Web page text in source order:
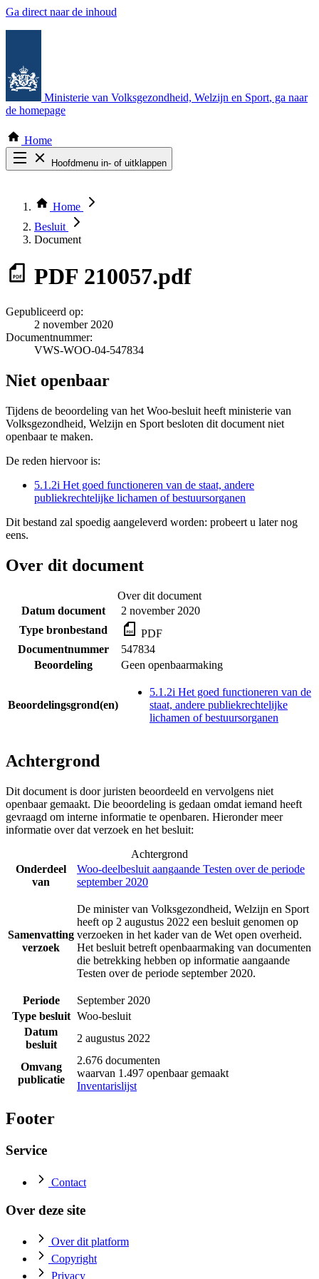
Ga direct naar de inhoud
Ministerie van Volksgezondheid, Welzijn en Sport, ga naar
de homepage
Home
Hoofdmenu in- of uitklappen
Thema COVID-19
Bekijk per bestuursorgaan
Home
Besluit
Document
PDF 210057.pdf
Gepubliceerd op:
2 november 2020
Documentnummer:
VWS-WOO-04-547834
Niet openbaar
Tijdens de beoordeling van het Woo-besluit heeft ministerie van
Volksgezondheid, Welzijn en Sport besloten dit document niet
openbaar te maken.
De reden hiervoor is:
5.1.2i Het goed functioneren van de staat, andere
publiekrechtelijke lichamen of bestuursorganen
Dit bestand zal spoedig aangeleverd worden: probeert u later nog
eens.
Over dit document
Over dit document
Datum document
2 november 2020
Type bronbestand
PDF
Documentnummer
547834
Beoordeling
Geen openbaarmaking
Beoordelingsgrond(en)
5.1.2i Het goed functioneren van de
staat, andere publiekrechtelijke
lichamen of bestuursorganen
Achtergrond
Dit document is door juristen beoordeeld en vervolgens niet
openbaar gemaakt. Die beoordeling is gedaan omdat iemand heeft
gevraagd om interne informatie te openbaren. Hieronder meer
informatie over dat verzoek en het besluit:
Achtergrond
Onderdeel
van
Woo-deelbesluit aangaande Testen over de periode
september 2020
Samenvatting
verzoek
De minister van Volksgezondheid, Welzijn en Sport
heeft op 2 augustus 2022 een besluit genomen op
verzoeken in het kader van de Wet open overheid.
Het besluit betreft openbaarmaking van documenten
die betrekking hebben op informatie aangaande
Testen over de periode september 2020.
Periode
September 2020
Type besluit Woo-besluit
Datum
besluit
2 augustus 2022
Omvang
publicatie
2.676 documenten
waarvan 1.497 openbaar gemaakt
Inventarislijst
Footer
Service
Contact
Over deze site
Over dit platform
Copyright
Privacy